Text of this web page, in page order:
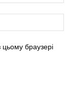
браузері